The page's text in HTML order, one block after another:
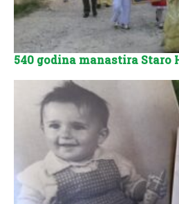
540 godina manastira Staro